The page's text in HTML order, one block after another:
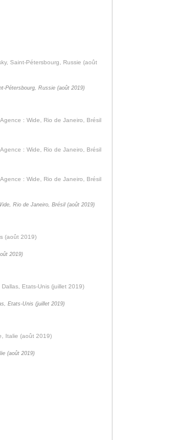
Pétersbourg, Russie (août 2019)
Rio de Janeiro, Brésil (août 2019)
2019)
Etats-Unis (juillet 2019)
(août 2019)